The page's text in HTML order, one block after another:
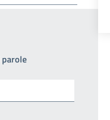
parole